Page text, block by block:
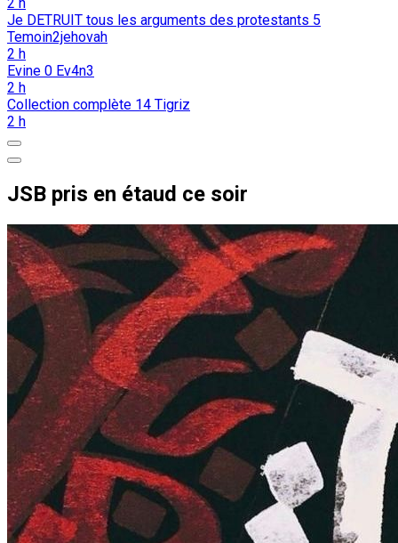
Je DETRUIT tous les arguments des protestants 5
Temoin2jehovah
2 h
Evine 0 Ev4n3
2 h
Collection complète 14 Tigriz
2 h
JSB pris en étaud ce soir